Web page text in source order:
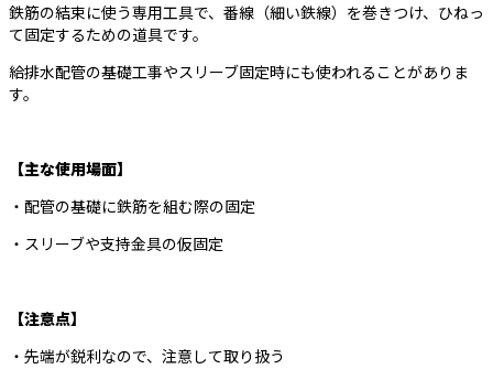
鉄筋の結束に使う専用工具で、番線（細い鉄線）を巻きつけ、ひねっ
て固定するための道具です。
給排水配管の基礎工事やスリーブ固定時にも使われることがありま
す。
【主な使用場面】
・配管の基礎に鉄筋を組む際の固定
・スリーブや支持金具の仮固定
【注意点】
・先端が鋭利なので、注意して取り扱う